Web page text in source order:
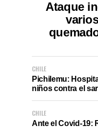
Ataque
CHILE
Pichilemu:
niños contra el
CHILE
Ante el Covid-19: